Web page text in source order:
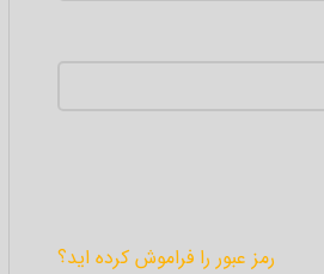
رمز عبور را فراموش کرده اید؟